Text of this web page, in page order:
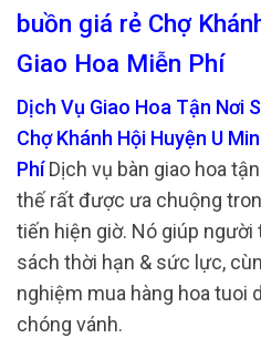
buồn giá rẻ Chợ
Giao Hoa Miễn Phí
Dịch Vụ Giao Hoa Tận Nơi
Chợ Khánh Hội Huyện U
PhíDịch vụ bàn giao hoa
thế rất được ưa chuộng
tiến hiện giờ. Nó giúp
sách thời hạn & sức lực,
nghiệm mua hàng hoa tuoi
chóng vánh.